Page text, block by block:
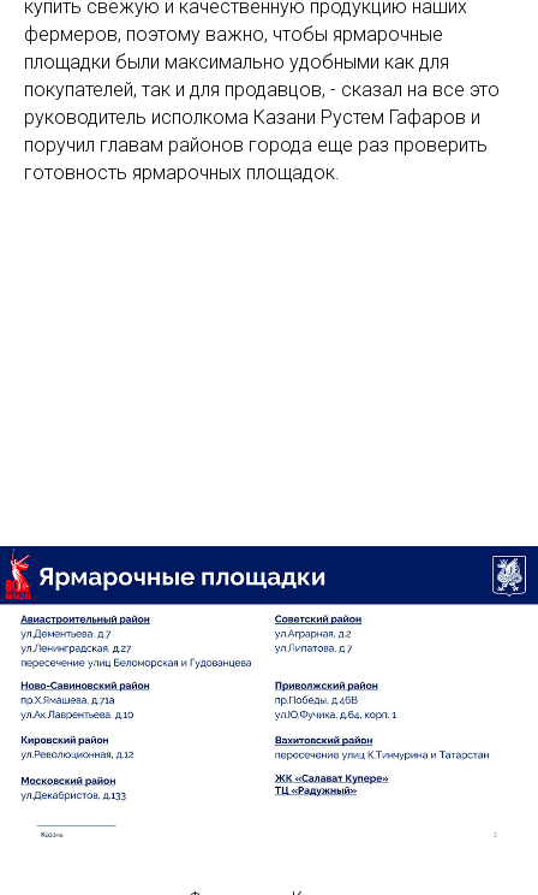
купить свежую и качественную продукцию наших
фермеров, поэтому важно, чтобы ярмарочные
площадки были максимально удобными как для
покупателей, так и для продавцов, - сказал на все это
руководитель исполкома Казани Рустем Гафаров и
поручил главам районов города еще раз проверить
готовность ярмарочных площадок.